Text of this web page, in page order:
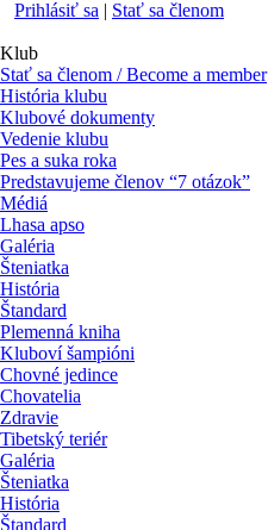
Prihlásiť sa | Stať sa členom
Klub
Stať sa členom / Become a member
História klubu
Klubové dokumenty
Vedenie klubu
Pes a suka roka
Predstavujeme členov “7 otázok”
Médiá
Lhasa apso
Galéria
Šteniatka
História
Štandard
Plemenná kniha
Kluboví šampióni
Chovné jedince
Chovatelia
Zdravie
Tibetský teriér
Galéria
Šteniatka
História
Štandard